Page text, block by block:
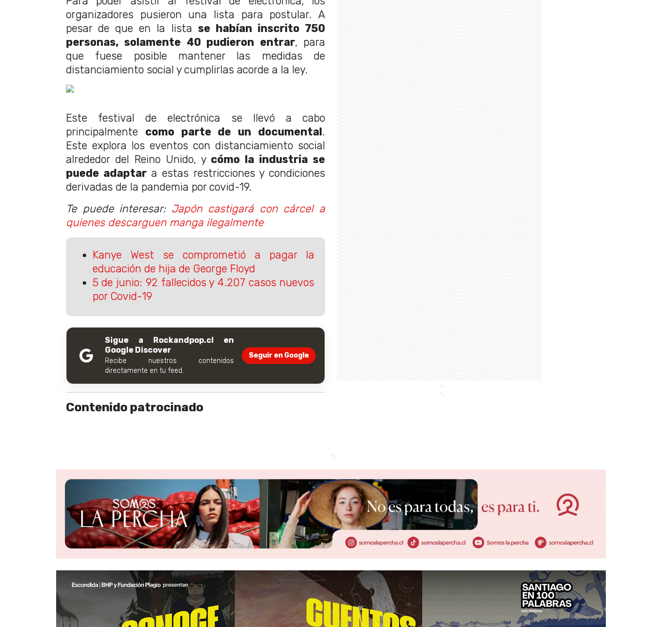
organizadores pusieron una lista para postular. A
pesar de que en la lista se habían inscrito 750
personas, solamente 40 pudieron entrar, para
que fuese posible mantener las medidas de
distanciamiento social y cumplirlas acorde a la ley.
Este festival de electrónica se llevó a cabo
principalmente como parte de un documental.
Este explora los eventos con distanciamiento social
alrededor del Reino Unido, y cómo la industria se
puede adaptara estas restricciones y condiciones
derivadas de la pandemia por covid-19.
Te puede interesar: Japón castigará con cárcel a
quienes descarguen manga ilegalmente
Kanye West se comprometió a pagar la
educación de hija de George Floyd
5 de junio: 92 fallecidos y 4.207 casos nuevos
por Covid-19
Sigue a Rockandpop.cl en
Google Discover
Recibe nuestros contenidos
directamente en tu feed.
Seguir en Google
Contenido patrocinado